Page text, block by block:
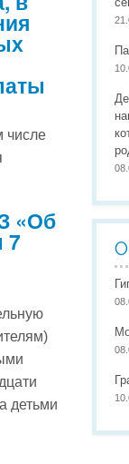
среда
качеству
педагогов
в конкурсах
маленьких
числе
«Об
7
детьми